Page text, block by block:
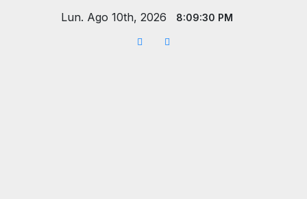
Lun. Ago 10th, 2026 8:09:32 PM